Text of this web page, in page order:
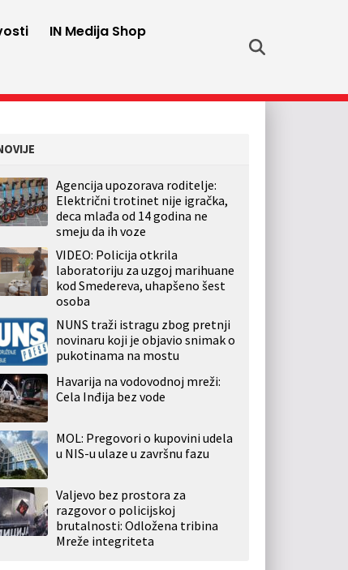
IN Medija Shop
Agencija upozorava roditelje:
Električni trotinet nije igračka,
deca mlađa od 14 godina ne
smeju da ih voze
VIDEO: Policija otkrila
laboratoriju za uzgoj marihuane
kod Smedereva, uhapšeno šest
osoba
NUNS traži istragu zbog pretnji
novinaru koji je objavio snimak o
pukotinama na mostu
Havarija na vodovodnoj mreži:
Cela Inđija bez vode
MOL: Pregovori o kupovini udela
u NIS-u ulaze u završnu fazu
Valjevo bez prostora za
razgovor o policijskoj
brutalnosti: Odložena tribina
Mreže integriteta